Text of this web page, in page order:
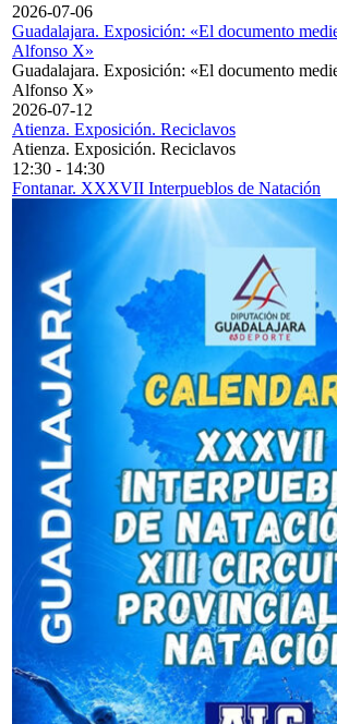
2026-07-06
Guadalajara. Exposición: «El documento
Alfonso X»
Guadalajara. Exposición: «El documento
Alfonso X»
2026-07-12
Atienza. Exposición. Reciclavos
Atienza. Exposición. Reciclavos
12:30 - 14:30
Fontanar. XXXVII Interpueblos de Natación